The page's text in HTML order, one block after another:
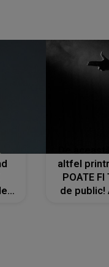
altfel
POATE FI
de public!